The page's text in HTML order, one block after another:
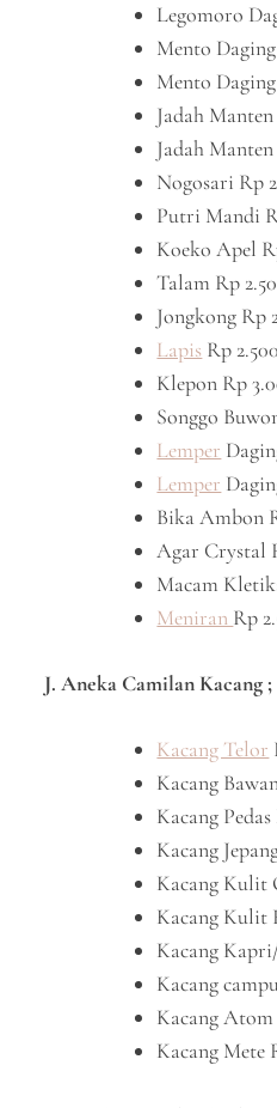
Legomoro
Mento
Mento
Jadah
Jadah
Nogosari Rp
Putri Mandi
Koeko Apel
Talam Rp
Jongkong Rp
Lapis Rp
Klepon Rp
Songgo
Lemper
Lemper
Bika Ambon
Agar Crystal
Macam
Meniran Rp
J. Aneka Camilan Kacang ;
Kacang Telor
Kacang
Kacang
Kacang
Kacang Kulit
Kacang Kulit
Kacang
Kacang
Kacang Atom
Kacang Mete